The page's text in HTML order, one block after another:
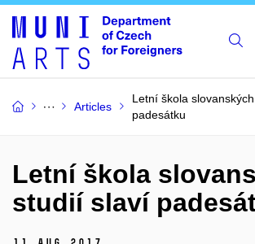
Articles
Letní škola
padesátku
Letní škola
studií slaví